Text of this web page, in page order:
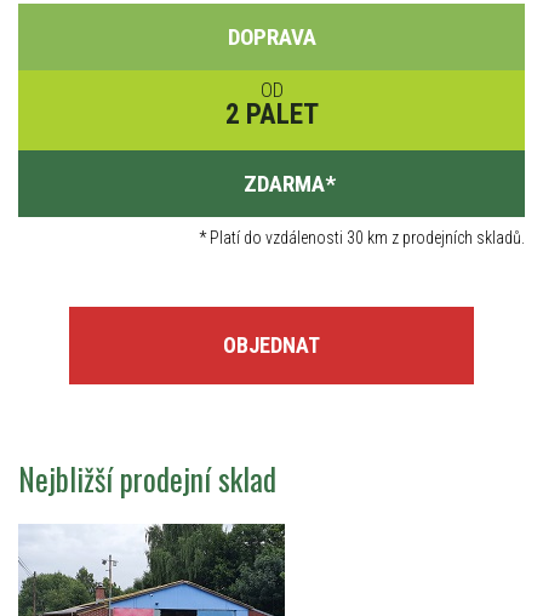
DOPRAVA
OD
2 PALET
ZDARMA*
*Platí do vzdálenosti 30 km z prodejních skladů.
OBJEDNAT
Nejbližší prodejní sklad